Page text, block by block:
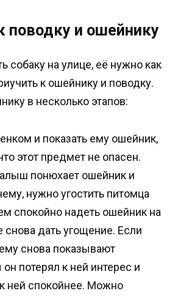
поводку и ошейнику
собаку на улице, её нужно как
к ошейнику и поводку.
в несколько этапов:
и показать ему ошейник,
этот предмет не опасен.
понюхает ошейник и
нужно угостить питомца
спокойно надеть ошейник на
дать угощение. Если
снова показывают
потерял к ней интерес и
ней спокойнее. Можно